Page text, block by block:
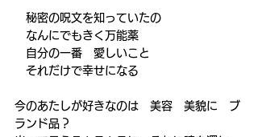
秘密の呪文を知っていたの
なんにでもきく万能薬
自分の一番　愛しいこと
それだけで幸せになる
今のあたしが好きなのは　美容　美貌に　ブ
ランド品？